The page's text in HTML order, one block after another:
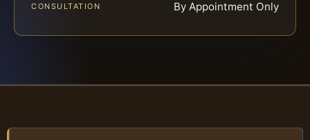
CONSULTATION By Appointment Only